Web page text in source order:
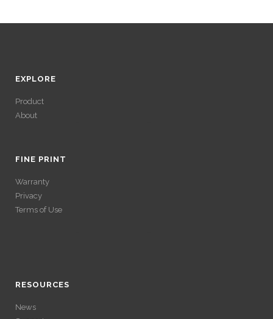
EXPLORE
Product
About
GAINS SANS
VÉRIFICATION
FINE PRINT
Warranty
Privacy
Terms of Use
GAINS SANS
VÉRIFICATION
GAINS SANS
RESOURCES
News